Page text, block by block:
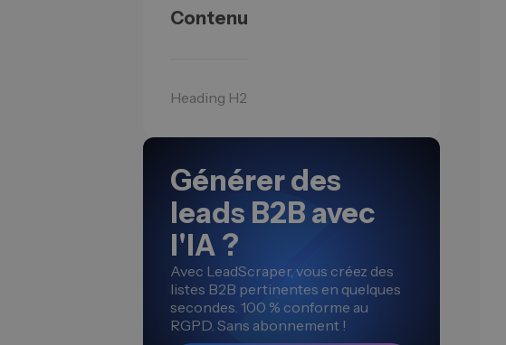
Contenu
Heading H2
Générer des
leads B2B avec
l'IA ?
Avec LeadScraper, vous créez des
listes B2B pertinentes en quelques
secondes. 100 % conforme au
RGPD. Sans abonnement !